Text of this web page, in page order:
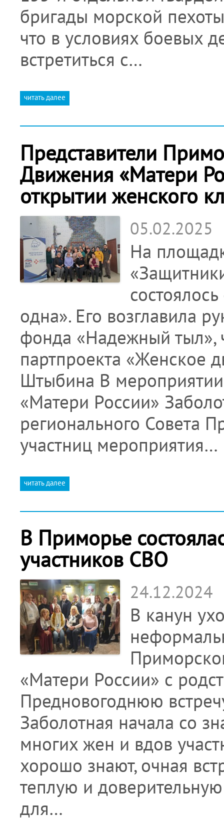
бригады морской
что в условиях боевых
встретиться с…
читать далее
Представители
Движения «Матери
открытии женского
05.02.2025
На
одна». Его возглавила
фонда «Надежный тыл»,
партпроекта «Женское
Штыбина В
«Матери России»
регионального Совета
участниц мероприятия…
читать далее
В Приморье
участников СВО
24.12.2024
В канун
«Матери России» с
Предновогоднюю
Заболотная начала со
многих жен и вдов
хорошо знают, очная
теплую и
для…